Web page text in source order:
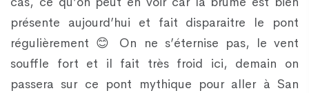
présente aujourd’hui et fait disparaitre le pont
régulièrement 😊 On ne s’éternise pas, le vent
souffle fort et il fait très froid ici, demain on
passera sur ce pont mythique pour aller à San